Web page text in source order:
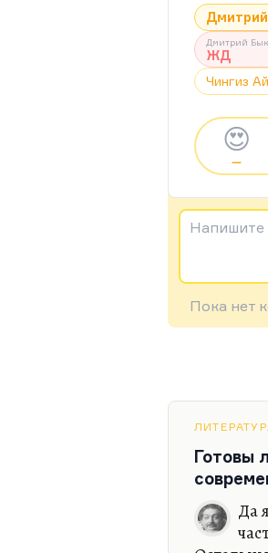
Дмитрий
ЖД
Чингиз
😍
—
Напишите
Пока нет
Готовы
Да